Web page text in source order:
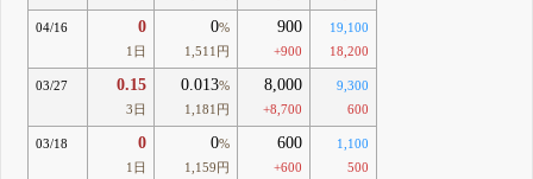
04/16 0
1日
0%
1,511円
900
+900
19,100
18,200
03/27 0.15
3日
0.013%
1,181円
8,000
+8,700
9,300
600
03/18 0
1日
0%
1,159円
600
+600
1,100
500